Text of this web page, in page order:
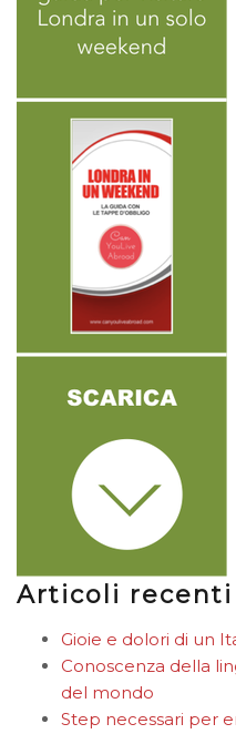
Articoli recenti
Gioie e dolori di un
Conoscenza della
del mondo
Step necessari per